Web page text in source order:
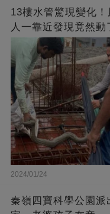
13樓水管驚現變化
人一靠近發現竟然
2024/01/24
秦嶺四寶科學公園